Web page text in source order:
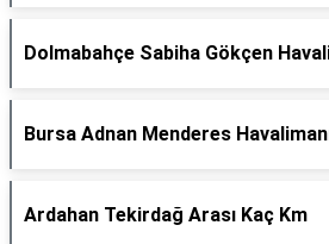
Dolmabahçe Sabiha Gökçen
Bursa Adnan Menderes
Ardahan Tekirdağ Arası Kaç Km